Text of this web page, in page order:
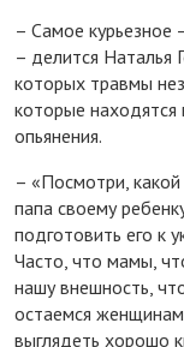
– Самое курьезное
– делится Наталья
которых травмы
которые находятся
опьянения.
– «Посмотри,
папа своему
подготовить его к
Часто, что мамы,
нашу внешность,
остаемся
выглядеть хорошо